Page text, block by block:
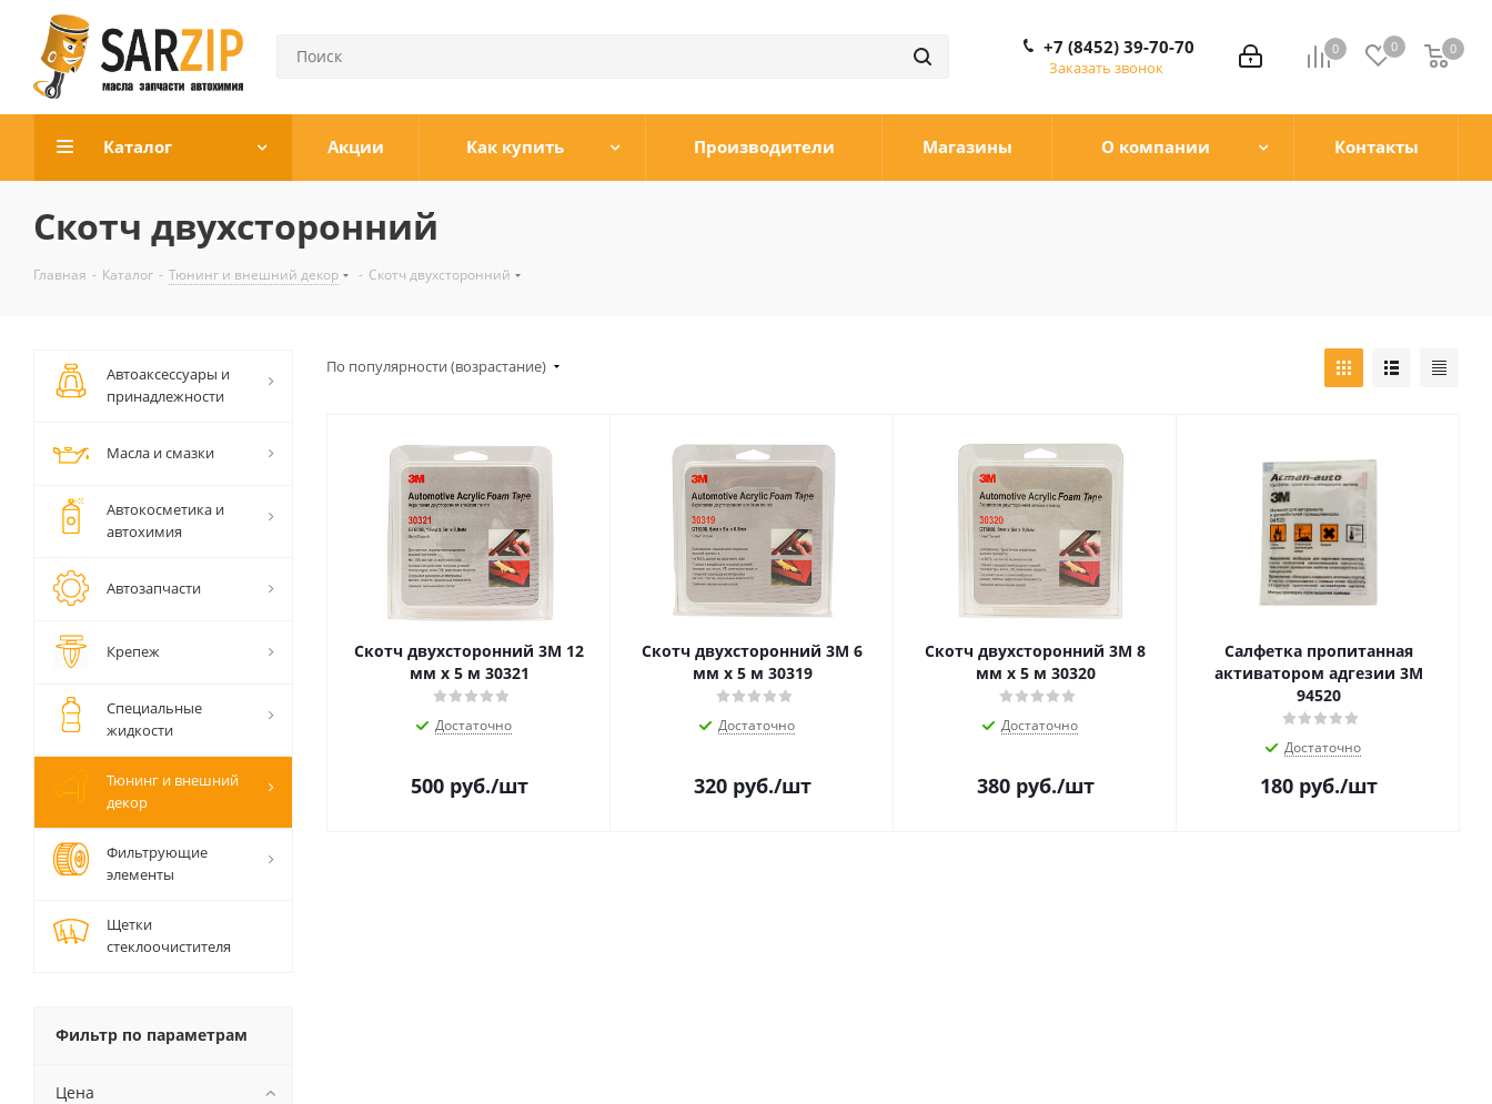
0 0 0
0
+7 (8452) 39-70-70
Заказать звонок
Каталог Акции Как купить Производители Магазины О компании Контакты
Скотч двухсторонний
Главная - Каталог - Тюнинг и внешний декор - Скотч двухсторонний
По популярности (возрастание)
Скотч двухсторонний 3M 12
мм х 5 м 30321
Достаточно
500руб./шт
Скотч двухсторонний 3M 6
мм х 5 м 30319
Достаточно
320руб./шт
Скотч двухсторонний 3M 8
мм х 5 м 30320
Достаточно
380руб./шт
Салфетка пропитанная
активатором адгезии 3M
94520
Достаточно
180руб./шт
Автоаксессуары и
принадлежности
Масла и смазки
Автокосметика и
автохимия
Автозапчасти
Крепеж
Специальные
жидкости
Тюнинг и внешний
декор
Фильтрующие
элементы
Щетки
стеклоочистителя
Фильтр по параметрам
Цена